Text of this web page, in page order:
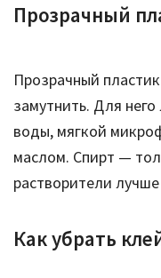
Прозрачный
Прозрачный
замутнить. Для
воды, мягкой
маслом. Спирт —
растворители
Как убрать